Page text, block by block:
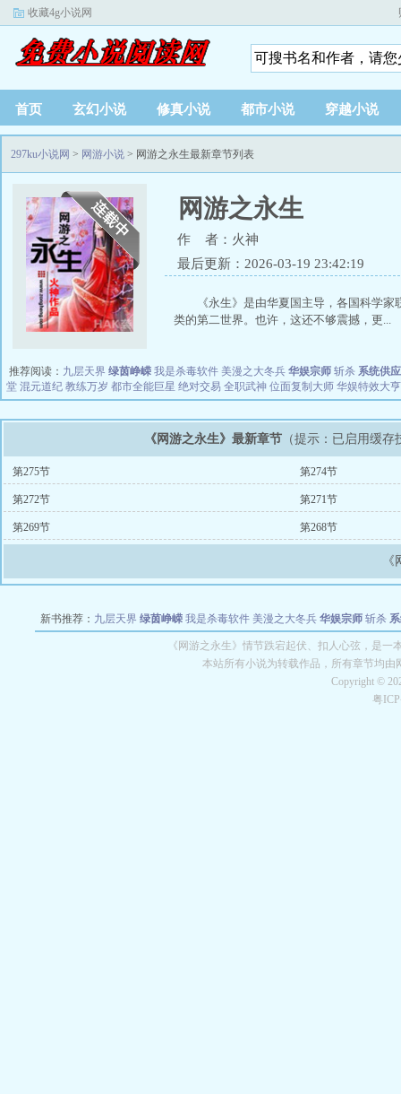
收藏4g小说网
首页 玄幻小说 修真小说 都市小说 穿越小说
297ku小说网 > 网游小说 > 网游之永生最新章节列表
网游之永生
作 者：火神
最后更新：2026-03-19 23:42:19
《永生》是由华夏国主导，各国科学
类的第二世界。也许，这还不够震撼，更...
推荐阅读： 九层天界 绿茵峥嵘 我是杀毒软件 美漫之大冬兵 华娱宗师 斩杀 系统供
堂 混元道纪 教练万岁 都市全能巨星 绝对交易 全职武神 位面复制大师 华娱特效大亨
《网游之永生》最新章节 （提示：已启用缓
第275节 第274节
第272节 第271节
第269节 第268节
新书推荐： 九层天界 绿茵峥嵘 我是杀毒软件 美漫之大冬兵 华娱宗师 斩杀
教练万岁 都市全能巨星 绝对交易 全职武神 位面复
《网游之永生》情节跌宕起伏、扣人心弦，是
本站所有小说为转载作品，所有章节均
Copyright ©
粤